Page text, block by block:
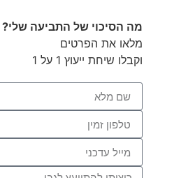
מה הסיכוי של התביעה שלי?
מלאו את הפרטים
וקבלו שיחת ייעוץ 1 על 1